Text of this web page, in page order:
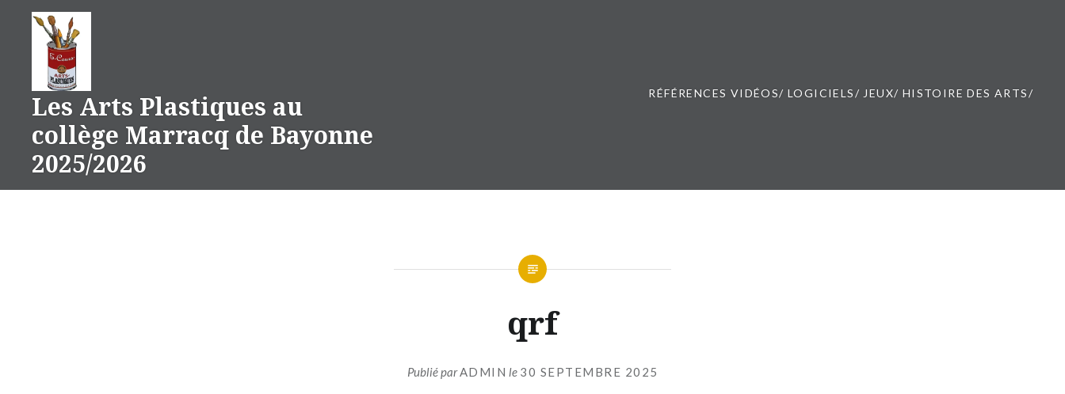
Les Arts Plastiques au
collège Marracq de Bayonne
2025/2026
RÉFÉRENCES VIDÉOS/ LOGICIELS/ JEUX/ HISTOIRE DES ARTS/
qrf
Publié parADMIN le 30 SEPTEMBRE 2025